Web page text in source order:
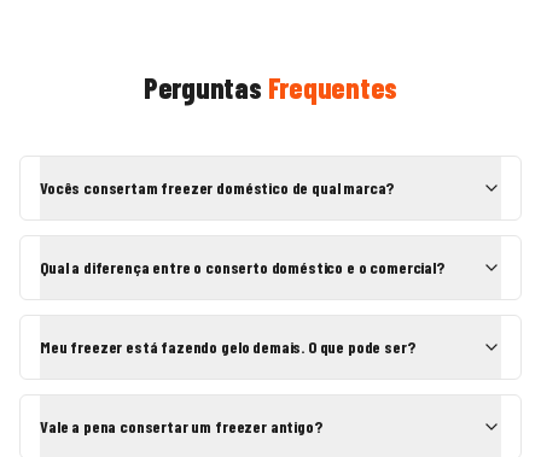
Perguntas Frequentes
Vocês consertam freezer doméstico de qual marca?
Qual a diferença entre o conserto doméstico e o comercial?
Meu freezer está fazendo gelo demais. O que pode ser?
Vale a pena consertar um freezer antigo?